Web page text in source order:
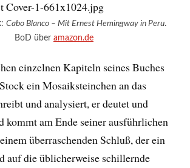
Cabo Blanco – Mit Ernest Hemingway in Peru.
BoD über amazon.de
einzelnen Kapiteln seines Buches
ein Mosaiksteinchen an das
und analysiert, er deutet und
kommt am Ende seiner ausführlichen
überraschenden Schluß, der ein
auf die üblicherweise schillernde